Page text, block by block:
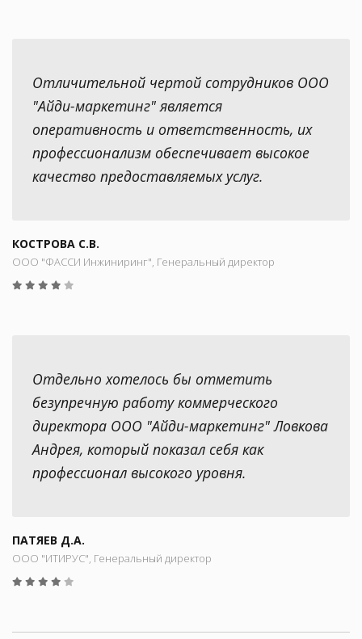
Отличительной чертой сотрудников ООО
"Айди-маркетинг" является
оперативность и ответственность, их
профессионализм обеспечивает высокое
качество предоставляемых услуг.
КОСТРОВА С.В.
ООО "ФАССИ Инжиниринг", Генеральный директор
Отдельно хотелось бы отметить
безупречную работу коммерческого
директора ООО "Айди-маркетинг" Ловкова
Андрея, который показал себя как
профессионал высокого уровня.
ПАТЯЕВ Д.А.
ООО "ИТИРУС", Генеральный директор